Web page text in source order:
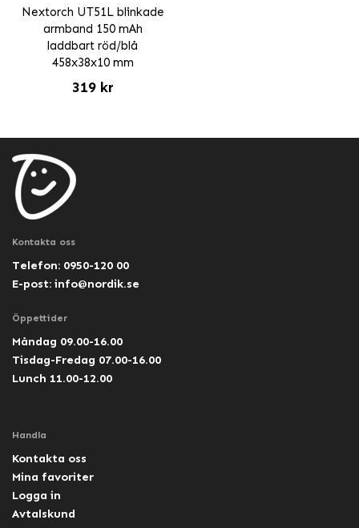
Nextorch UT51L blinkade
armband 150 mAh
laddbart röd/blå
458x38x10 mm
319 kr
Kontakta oss
Telefon: 0950-120 00
E-post: info@nordik.se
Öppettider
Måndag 09.00-16.00
Tisdag-Fredag 07.00-16.00
Lunch 11.00-12.00
Handla
Kontakta oss
Mina favoriter
Logga in
Avtalskund